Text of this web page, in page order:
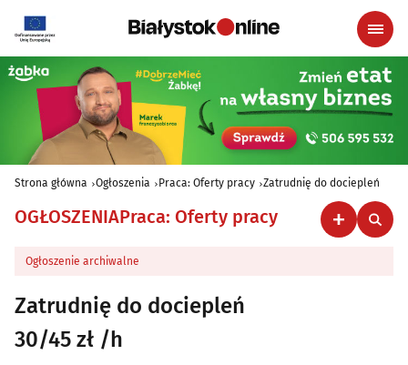
Strona główna Ogłoszenia Praca: Oferty pracy Zatrudnię do dociepleń
OGŁOSZENIAPraca: Oferty pracy
Ogłoszenie archiwalne
Zatrudnię do dociepleń
30/45 zł /h